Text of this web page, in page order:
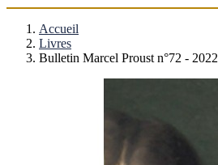
Accueil
Livres
Bulletin Marcel Proust n°72 - 2022